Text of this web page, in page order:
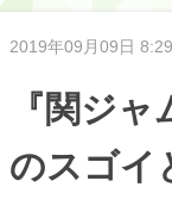
2019年09月09日 8:29
『関ジ
のスゴイ